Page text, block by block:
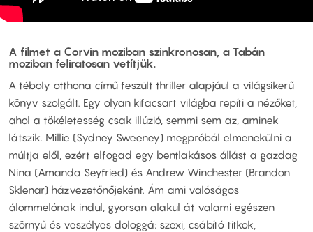
A filmet a Corvin moziban szinkronosan, a Tabán
moziban feliratosan vetítjük.
A téboly otthona című feszült thriller alapjául a világsikerű
könyv szolgált. Egy olyan kifacsart világba repíti a nézőket,
ahol a tökéletesség csak illúzió, semmi sem az, aminek
látszik. Millie (Sydney Sweeney) megpróbál elmenekülni a
múltja elől, ezért elfogad egy bentlakásos állást a gazdag
Nina (Amanda Seyfried) és Andrew Winchester (Brandon
Sklenar) házvezetőnőjeként. Ám ami valóságos
álommelónak indul, gyorsan alakul át valami egészen
szörnyű és veszélyes dologgá: szexi, csábító titkok,